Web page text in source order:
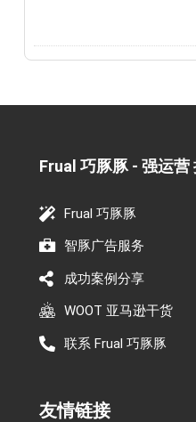
Frual 巧豚豚 - 强运营
Frual 巧豚豚
智豚广告服务
成功案例分享
WOOT 亚马逊干货
联系 Frual 巧豚豚
友情链接